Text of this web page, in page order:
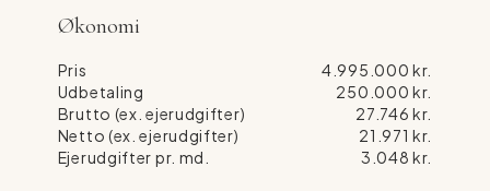
Økonomi
Pris
4.995.000 kr.
Udbetaling
250.000 kr.
Brutto (ex. ejerudgifter)
27.746 kr.
Netto (ex. ejerudgifter)
21.971 kr.
Ejerudgifter pr. md.
3.048 kr.